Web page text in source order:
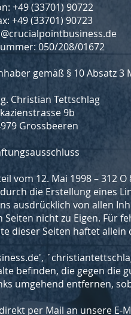
+49 (33701) 90722
+49 (33701) 90723
050/208/01672
gemäß § 10 Absatz 3
Christian Tettschlag
9b
Grossbeeren
vom 12. Mai 1998 – 312
die Erstellung eines
ausdrücklich von allen
nicht zu Eigen. Für
dieser Seiten haftet allein
befinden, die gegen die
umgehend entfernen,
per Mail an unsere E-